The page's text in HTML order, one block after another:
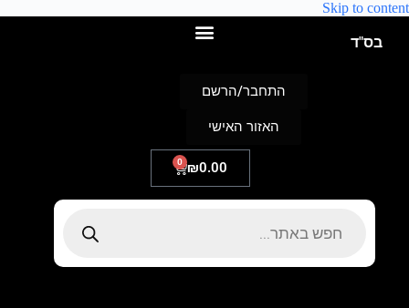
Skip to content
בס"ד
₪0.00
0
התחבר/הרשם
האזור האישי